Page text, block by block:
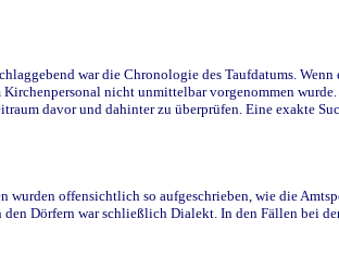
war die Chronologie des Taufdatums.
nicht unmittelbar vorgenommen
davor und dahinter zu überprüfen. Eine exakte
offensichtlich so aufgeschrieben, wie die
Dörfern war schließlich Dialekt. In den Fällen bei